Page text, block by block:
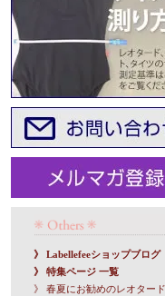
》 Labellefeeショップブログ
》 特集ページ 一覧
》 春夏にお勧めのレオタード